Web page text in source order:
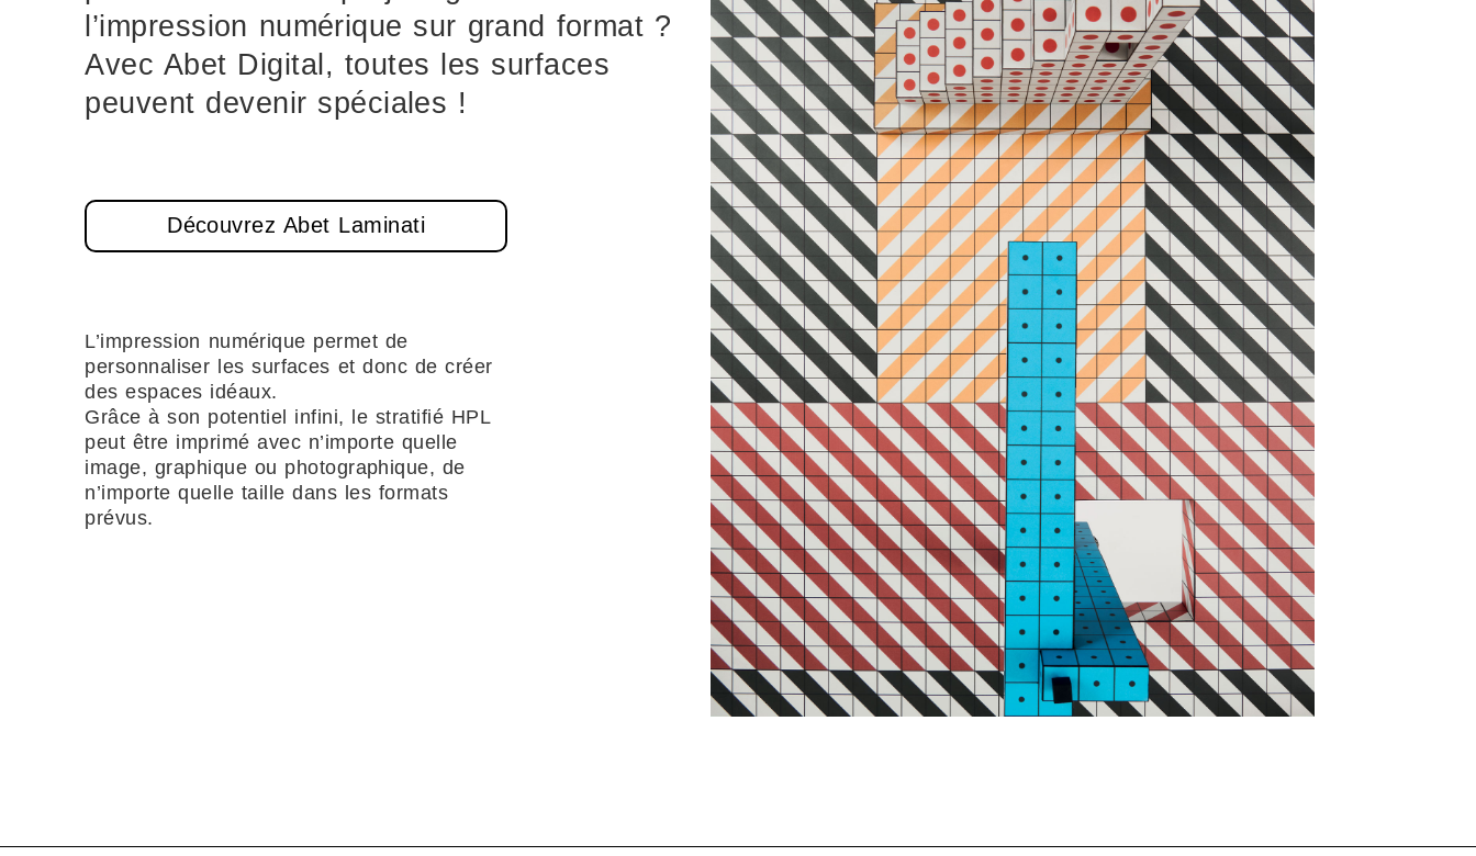
l’impression numérique sur grand format ?
Avec Abet Digital, toutes les surfaces
peuvent devenir spéciales !
Découvrez Abet Laminati
L’impression numérique permet de
personnaliser les surfaces et donc de créer
des espaces idéaux.
Grâce à son potentiel infini, le stratifié HPL
peut être imprimé avec n’importe quelle
image, graphique ou photographique, de
n’importe quelle taille dans les formats
prévus.